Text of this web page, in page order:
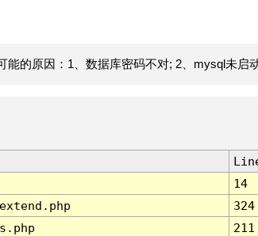
的原因：1、数据库密码不对; 2、mysql未启动
14
324
211